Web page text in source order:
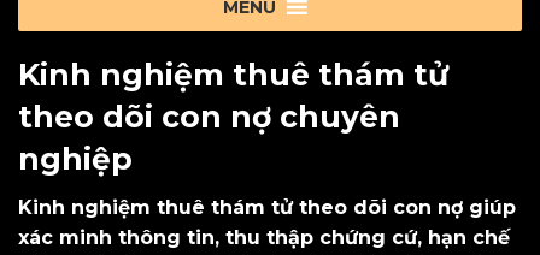
Kinh nghiệm thuê thám tử
theo dõi con nợ chuyên
nghiệp
Kinh nghiệm thuê thám tử theo dõi con nợ giúp
xác minh thông tin, thu thập chứng cứ, hạn chế